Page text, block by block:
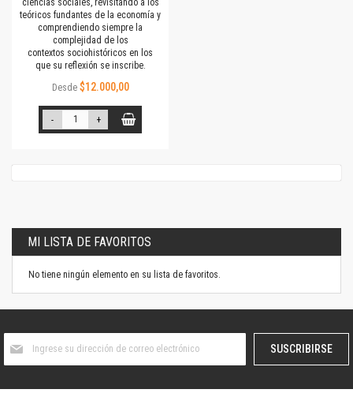
teóricos fundantes de la economía y
comprendiendo siempre la
complejidad de los
contextos sociohistóricos en los
que su reflexión se inscribe.
Desde $12.000,00
- +
MI LISTA DE FAVORITOS
No tiene ningún elemento en su lista de favoritos.
boletín
SUSCRIBIRSE